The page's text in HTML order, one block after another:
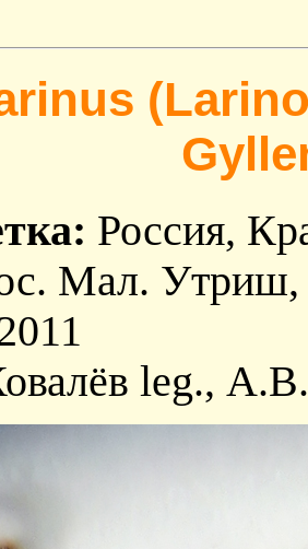
Россия,
Мал. Утриш,
leg.,